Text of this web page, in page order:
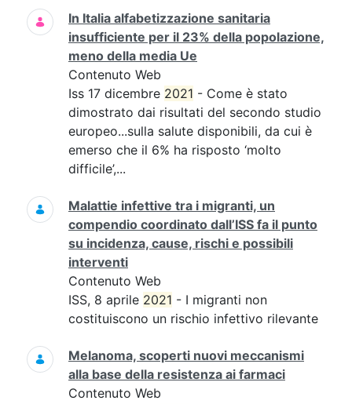
In Italia alfabetizzazione sanitaria
insufficiente per il 23% della popolazione,
meno della media Ue
Contenuto Web
Iss 17 dicembre 2021 - Come è stato
dimostrato dai risultati del secondo studio
europeo...sulla salute disponibili, da cui è
emerso che il 6% ha risposto ‘molto
difficile’,...
Malattie infettive tra i migranti, un
compendio coordinato dall’ISS fa il punto
su incidenza, cause, rischi e possibili
interventi
Contenuto Web
ISS, 8 aprile 2021 - I migranti non
costituiscono un rischio infettivo rilevante
Melanoma, scoperti nuovi meccanismi
alla base della resistenza ai farmaci
Contenuto Web